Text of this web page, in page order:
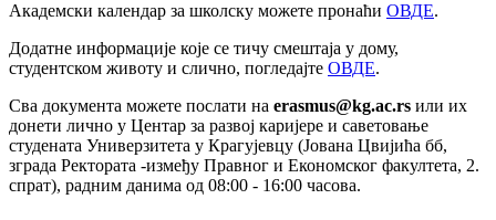
Академски календар за школску можете пронаћи ОВДЕ.
Додатне информације које се тичу смештаја у дому,
студентском животу и слично, погледајте ОВДЕ.
Сва документа можете послати на erasmus@kg.ac.rs или их
донети лично у Центар за развој каријере и саветовање
студената Универзитета у Крагујевцу (Јована Цвијића бб,
зграда Ректората -између Правног и Економског факултета, 2.
спрат), радним данима од 08:00 - 16:00 часова.